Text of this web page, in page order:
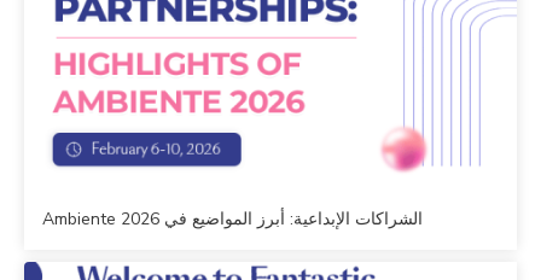
الشراكات الإبداعية: أبرز المواضيع في Ambiente 2026